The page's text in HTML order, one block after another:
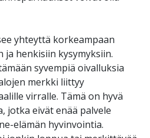
yhteyttä korkeampaan
henkisiin kysymyksiin.
syvempiä oivalluksia
merkki liittyy
virralle. Tämä on hyvä
jotka eivät enää palvele
elämän hyvinvointia.